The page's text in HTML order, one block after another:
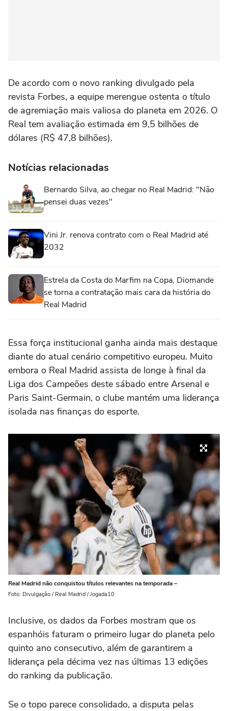
De acordo com o novo ranking divulgado pela
revista Forbes, a equipe merengue ostenta o título
de agremiação mais valiosa do planeta em 2026. O
Real tem avaliação estimada em 9,5 bilhões de
dólares (R$ 47,8 bilhões).
Notícias relacionadas
Bernardo Silva, ao chegar no Real Madrid: "Não
pensei duas vezes"
Vini Jr. renova contrato com o Real Madrid até
2032
Estrela da Costa do Marfim na Copa, Diomande
se torna a contratação mais cara da história do
Real Madrid
Essa força institucional ganha ainda mais destaque
diante do atual cenário competitivo europeu. Muito
embora o Real Madrid assista de longe à final da
Liga dos Campeões deste sábado entre Arsenal e
Paris Saint-Germain, o clube mantém uma liderança
isolada nas finanças do esporte.
Real Madrid não conquistou títulos relevantes na temporada –
Foto: Divulgação / Real Madrid / Jogada10
Inclusive, os dados da Forbes mostram que os
espanhóis faturam o primeiro lugar do planeta pelo
quinto ano consecutivo, além de garantirem a
liderança pela décima vez nas últimas 13 edições
do ranking da publicação.
Se o topo parece consolidado, a disputa pelas